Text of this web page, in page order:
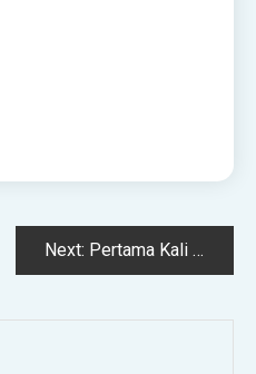
Next: Pertama Kali di Halmahera Timur, Insan Bumi Mandiri Salurkan Paket Berbuka di Desa Gotowasi